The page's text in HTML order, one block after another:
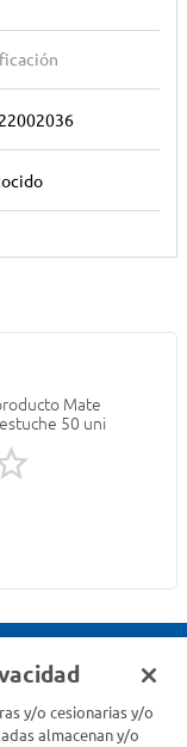
Mate
50 uni
y/o cesionarias y/o
almacenan y/o